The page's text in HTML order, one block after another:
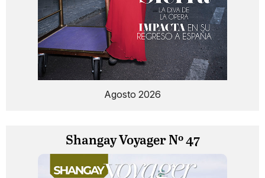
Agosto 2026
Shangay Voyager Nº 47